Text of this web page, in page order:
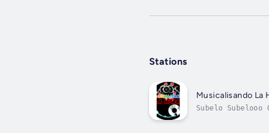
Stations
Musicalisando La
Subelo Subelooo